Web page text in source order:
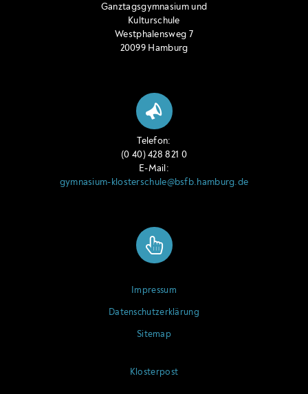
Ganztagsgymnasium und
Kulturschule
Westphalensweg 7
20099 Hamburg
Telefon:
(0 40) 428 821 0
E-Mail:
gymnasium-klosterschule@bsfb.hamburg.de
Impressum
Datenschutzerklärung
Sitemap
Klosterpost